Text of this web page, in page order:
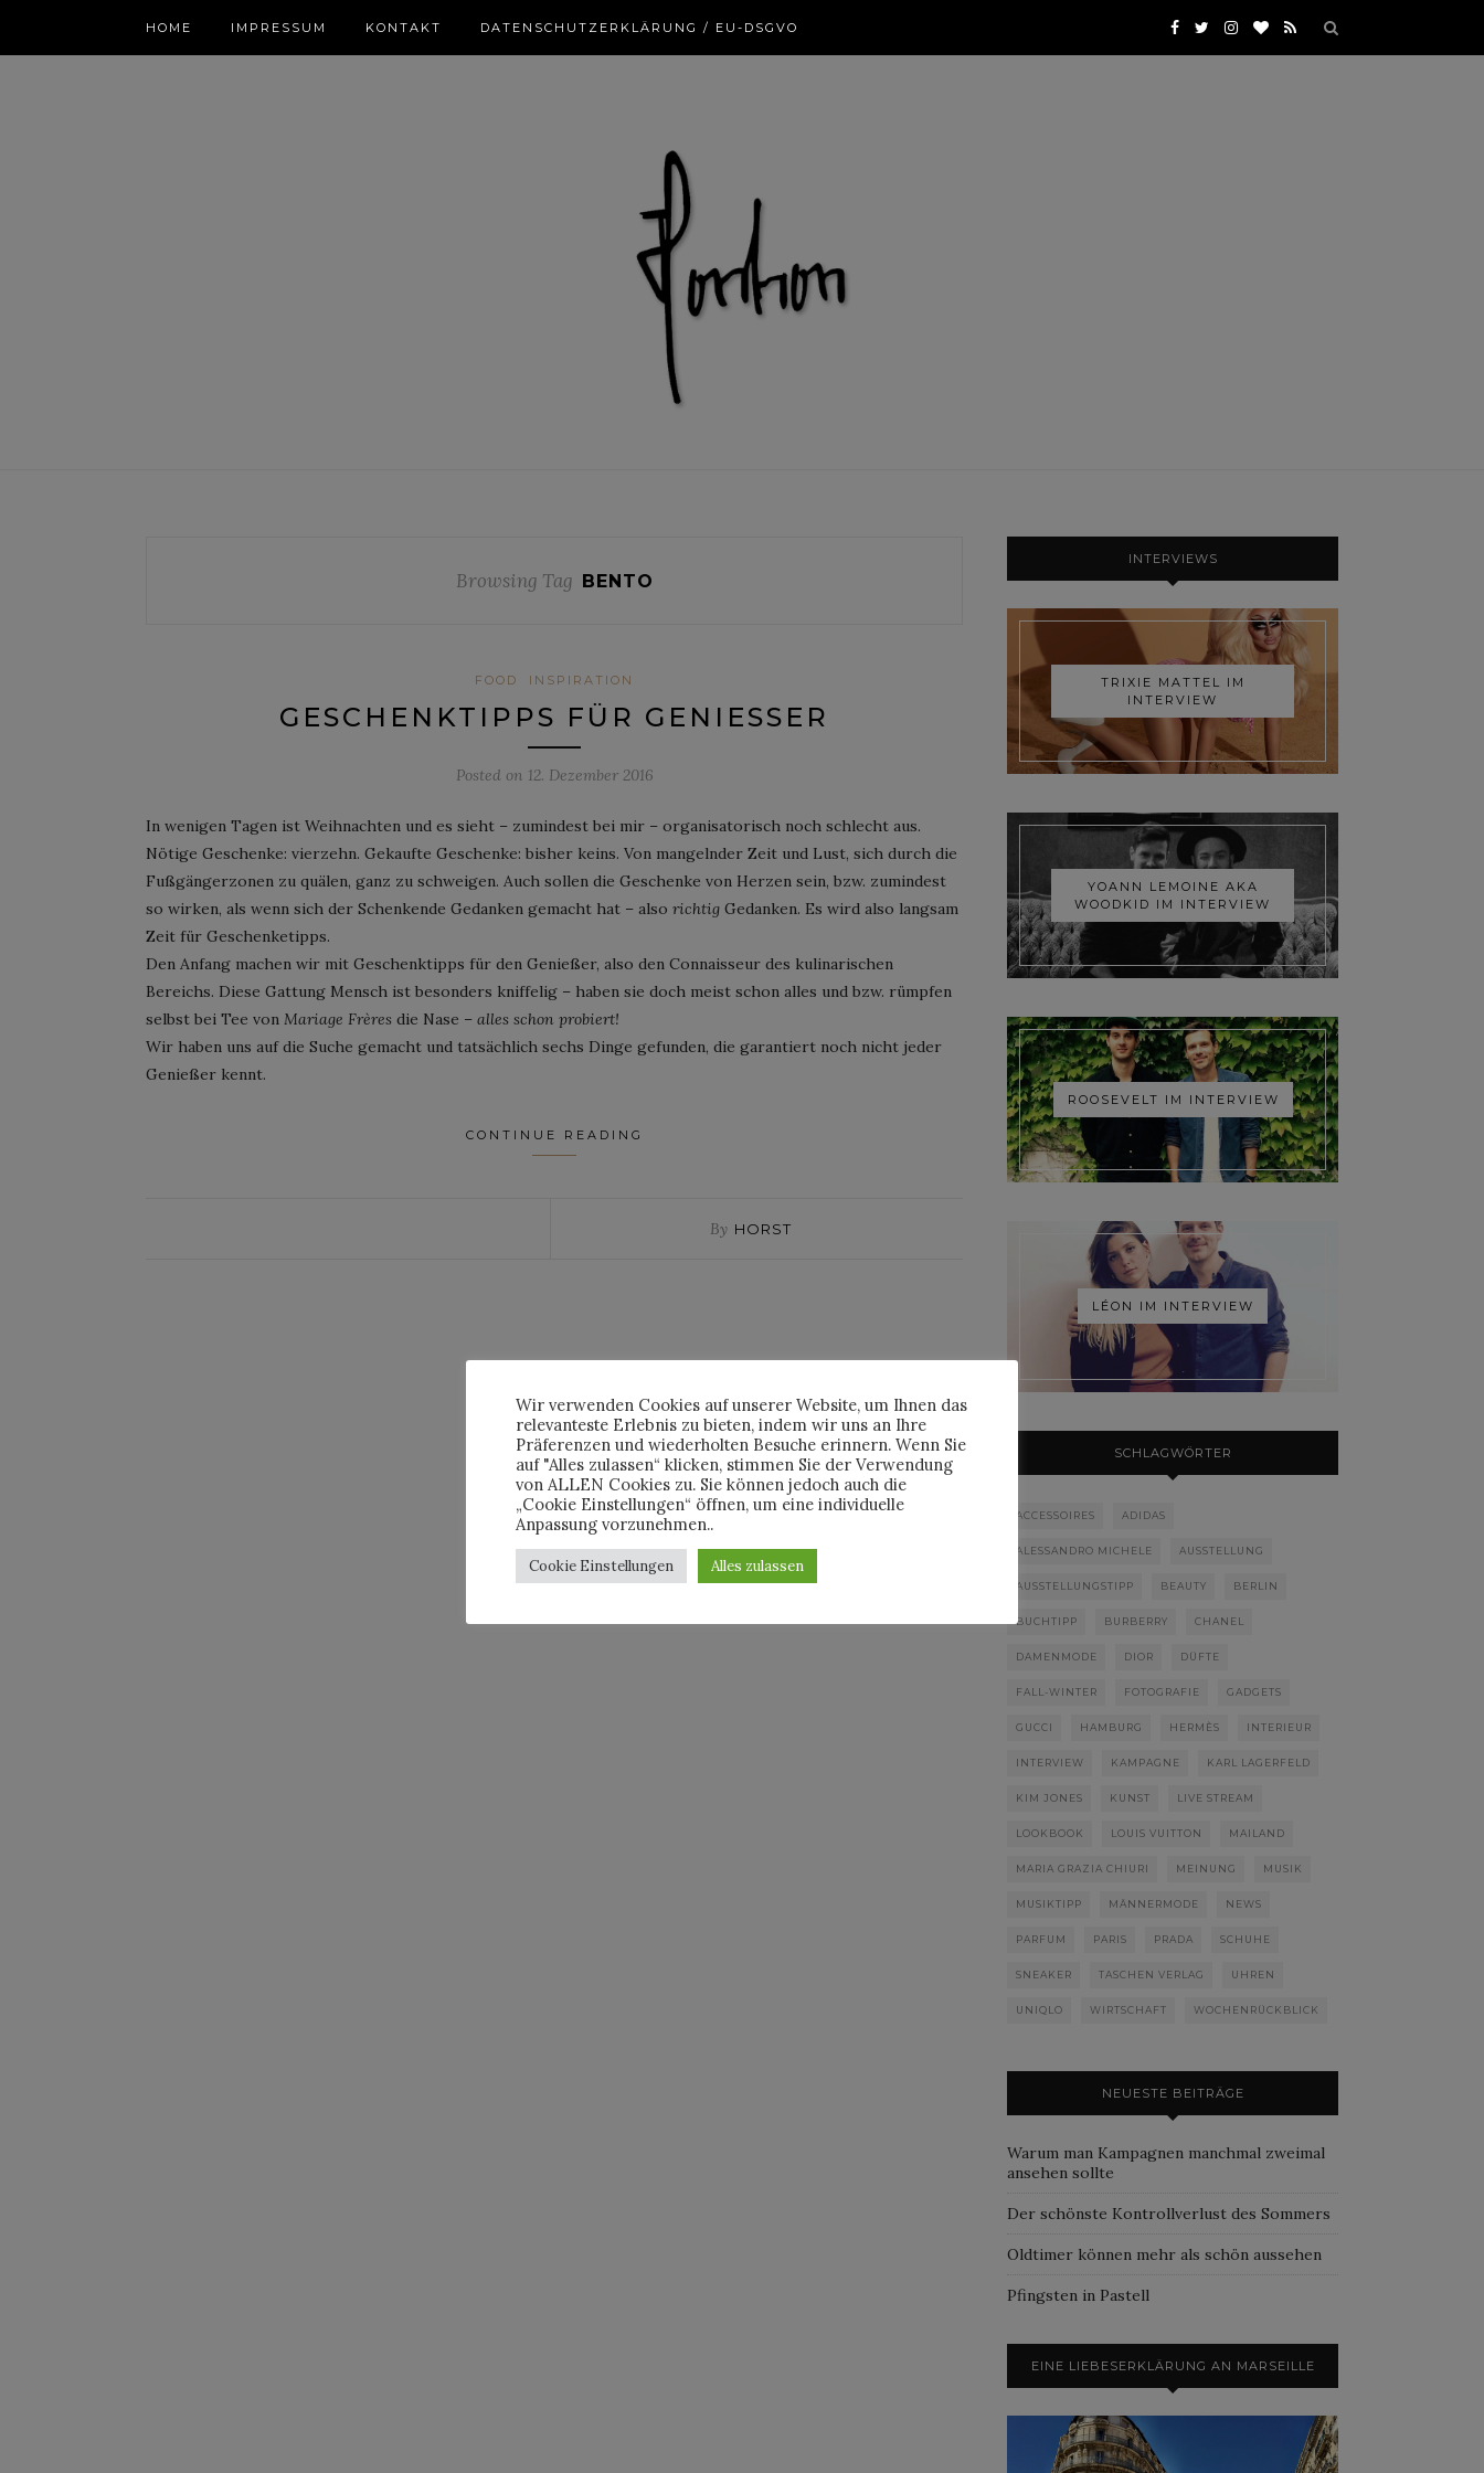
HOME IMPRESSUM KONTAKT DATENSCHUTZERKLÄRUNG / EU-DSGVO
Browsing Tag BENTO
FOOD INSPIRATION
GESCHENKTIPPS FÜR GENIESSER
Posted on 12. Dezember 2016
In wenigen Tagen ist Weihnachten und es sieht – zumindest bei mir – organisatorisch noch schlecht aus.
Nötige Geschenke: vierzehn. Gekaufte Geschenke: bisher keins. Von mangelnder Zeit und Lust, sich durch die
Fußgängerzonen zu quälen, ganz zu schweigen. Auch sollen die Geschenke von Herzen sein, bzw. zumindest
so wirken, als wenn sich der Schenkende Gedanken gemacht hat – also richtig Gedanken. Es wird also langsam
Zeit für Geschenketipps.
Den Anfang machen wir mit Geschenktipps für den Genießer, also den Connaisseur des kulinarischen
Bereichs. Diese Gattung Mensch ist besonders kniffelig – haben sie doch meist schon alles und bzw. rümpfen
selbst bei Tee von Mariage Frères die Nase – alles schon probiert!
Wir haben uns auf die Suche gemacht und tatsächlich sechs Dinge gefunden, die garantiert noch nicht jeder
Genießer kennt.
CONTINUE READING
By HORST
INTERVIEWS
TRIXIE MATTEL IM
INTERVIEW
YOANN LEMOINE AKA
WOODKID IM INTERVIEW
ROOSEVELT IM INTERVIEW
LÉON IM INTERVIEW
SCHLAGWÖRTER
ACCESSOIRES ADIDAS
ALESSANDRO MICHELE AUSSTELLUNG
AUSSTELLUNGSTIPP BEAUTY BERLIN
BUCHTIPP BURBERRY CHANEL
DAMENMODE DIOR DÜFTE
FALL-WINTER FOTOGRAFIE GADGETS
GUCCI HAMBURG HERMÈS INTERIEUR
INTERVIEW KAMPAGNE KARL LAGERFELD
KIM JONES KUNST LIVE STREAM
LOOKBOOK LOUIS VUITTON MAILAND
MARIA GRAZIA CHIURI MEINUNG MUSIK
MUSIKTIPP MÄNNERMODE NEWS
PARFUM PARIS PRADA SCHUHE
SNEAKER TASCHEN VERLAG UHREN
UNIQLO WIRTSCHAFT WOCHENRÜCKBLICK
NEUESTE BEITRÄGE
Warum man Kampagnen manchmal zweimal
ansehen sollte
Der schönste Kontrollverlust des Sommers
Oldtimer können mehr als schön aussehen
Pfingsten in Pastell
EINE LIEBESERKLÄRUNG AN MARSEILLE
Wir verwenden Cookies auf unserer Website, um Ihnen das
relevanteste Erlebnis zu bieten, indem wir uns an Ihre
Präferenzen und wiederholten Besuche erinnern. Wenn Sie
auf "Alles zulassen“ klicken, stimmen Sie der Verwendung
von ALLEN Cookies zu. Sie können jedoch auch die
„Cookie Einstellungen“ öffnen, um eine individuelle
Anpassung vorzunehmen..
Cookie Einstellungen Alles zulassen